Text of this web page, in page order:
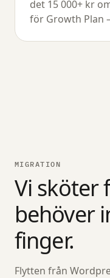
det 15 000+ kr
för Growth Plan
MIGRATION
Vi
behöver
finger.
Flytten från